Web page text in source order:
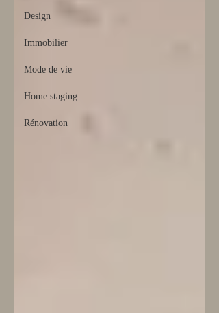
Design
Immobilier
Mode de vie
Home staging
Rénovation